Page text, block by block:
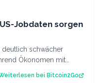
Jobdaten sorgen
deutlich schwächer
Ökonomen mit
bei Bitcoin2Go